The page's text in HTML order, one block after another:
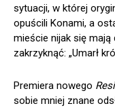
sytuacji, w której
opuścili Konami, a
mieście nijak się
zakrzyknąć: „Umarł
Premiera nowego
sobie mniej znane